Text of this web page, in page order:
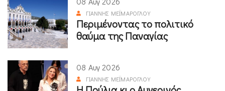
ΓΙΆΝΝΗΣ ΜΕΪΜΆΡΟΓΛΟΥ
Περιμένοντας το πολιτικό
θαύμα της Παναγίας
08 Αυγ 2026
ΓΙΆΝΝΗΣ ΜΕΪΜΆΡΟΓΛΟΥ